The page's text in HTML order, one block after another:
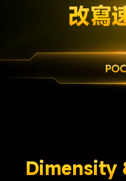
改寫
Dimensity